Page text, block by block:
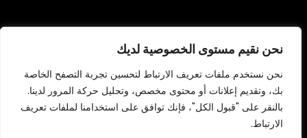
نحن نقيم مستوى الخصوصية لديك
نحن نستخدم ملفات تعريف الارتباط لتحسين تجربة التصفح الخاصة
بك، وتقديم إعلانات أو محتوى مخصص، وتحليل حركة المرور لدينا.
بالنقر على "قبول الكل"، فإنك توافق على استخدامنا لملفات تعريف
الارتباط.
© 2026 شركة ليتشفيلد لمعدات مكافحة الحرائق والسلامة المحدودة. جميع الحقوق
محفوظة.